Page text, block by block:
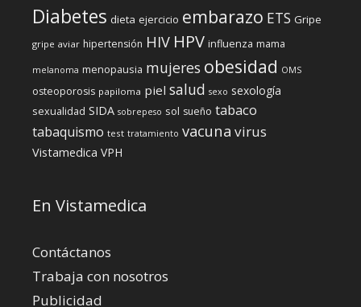
Diabetes dieta ejercicio embarazo ETS Gripe
gripe aviar hipertensión HIV HPV influenza mama
melanoma menopausia mujeres obesidad OMS
osteoporosis papiloma piel salud sexo sexología
sexualidad SIDA sobrepeso sol sueño tabaco
tabaquismo test tratamiento vacuna virus
Vistamedica VPH
En Vistamedica
Contáctanos
Trabaja con nosotros
Publicidad